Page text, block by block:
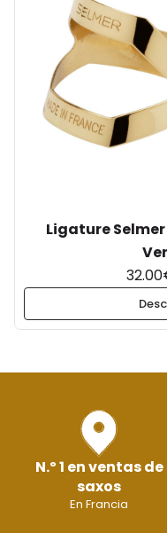
Ligature
N.º 1 en ventas de
saxos
En Francia